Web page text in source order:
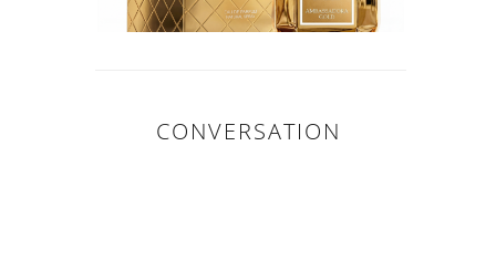
CONVERSATION